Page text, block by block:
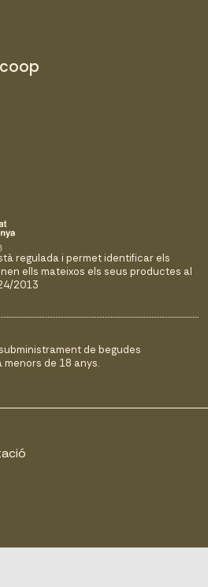
regulada i permet identificar els
ells mateixos els seus productes al
2013
de begudes
de 18 anys.